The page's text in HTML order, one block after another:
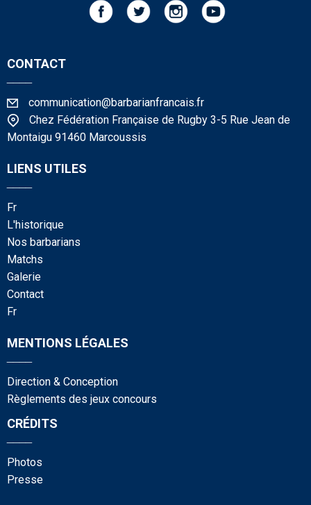
CONTACT
communication@barbarianfrancais.fr
Chez Fédération Française de Rugby 3-5 Rue Jean de
Montaigu 91460 Marcoussis
LIENS UTILES
fr
l'historique
nos barbarians
matchs
galerie
contact
fr
MENTIONS LÉGALES
Direction & Conception
Règlements des jeux concours
CRÉDITS
photos
presse